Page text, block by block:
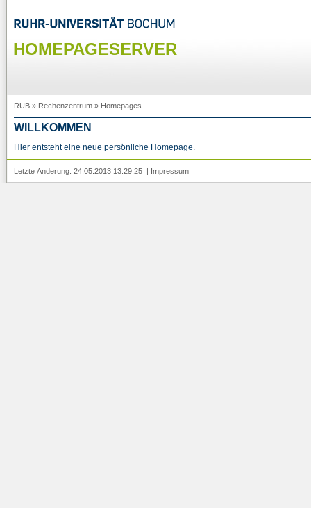
HOMEPAGESERVER
RUB » Rechenzentrum » Homepages
WILLKOMMEN
Hier entsteht eine neue persönliche Homepage.
Letzte Änderung: 24.05.2013 13:29:25 | Impressum